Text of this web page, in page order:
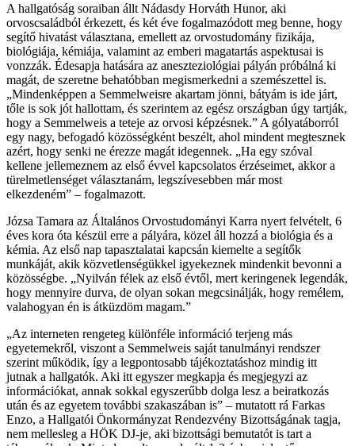
A hallgatóság soraiban állt Nádasdy Horváth Hunor, aki
orvoscsaládból érkezett, és két éve fogalmazódott meg benne, hogy
segítő hivatást választana, emellett az orvostudomány fizikája,
biológiája, kémiája, valamint az emberi magatartás aspektusai is
vonzzák. Édesapja hatására az aneszteziológiai pályán próbálná ki
magát, de szeretne behatóbban megismerkedni a szemészettel is.
„Mindenképpen a Semmelweisre akartam jönni, bátyám is ide járt,
tőle is sok jót hallottam, és szerintem az egész országban úgy tartják,
hogy a Semmelweis a teteje az orvosi képzésnek.” A gólyatáborról
egy nagy, befogadó közösségként beszélt, ahol mindent megtesznek
azért, hogy senki ne érezze magát idegennek. „Ha egy szóval
kellene jellemeznem az első évvel kapcsolatos érzéseimet, akkor a
türelmetlenséget választanám, legszívesebben már most
elkezdeném” – fogalmazott.
Józsa Tamara az Általános Orvostudományi Karra nyert felvételt, 6
éves kora óta készül erre a pályára, közel áll hozzá a biológia és a
kémia. Az első nap tapasztalatai kapcsán kiemelte a segítők
munkáját, akik közvetlenségükkel igyekeznek mindenkit bevonni a
közösségbe. „Nyilván félek az első évtől, mert keringenek legendák,
hogy mennyire durva, de olyan sokan megcsinálják, hogy remélem,
valahogyan én is átküzdöm magam.”
„Az interneten rengeteg különféle információ terjeng más
egyetemekről, viszont a Semmelweis saját tanulmányi rendszer
szerint működik, így a legpontosabb tájékoztatáshoz mindig itt
jutnak a hallgatók. Aki itt egyszer megkapja és megjegyzi az
információkat, annak sokkal egyszerűbb dolga lesz a beiratkozás
után és az egyetem további szakaszában is” – mutatott rá Farkas
Enzo, a Hallgatói Önkormányzat Rendezvény Bizottságának tagja,
nem mellesleg a HÖK DJ-je, aki bizottsági bemutatót is tart a